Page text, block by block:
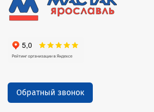
Обратный звонок